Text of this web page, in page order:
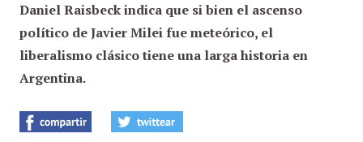
Daniel Raisbeckindica que si bien el ascenso
político de Javier Milei fue meteórico, el
liberalismo clásico tiene una larga historia en
Argentina.